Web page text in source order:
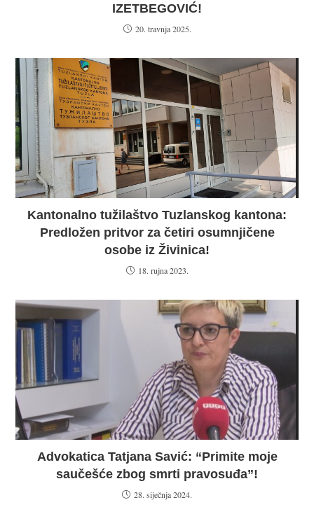
IZETBEGOVIĆ!
20. travnja 2025.
Kantonalno tužilaštvo Tuzlanskog kantona:
Predložen pritvor za četiri osumnjičene
osobe iz Živinica!
18. rujna 2023.
Advokatica Tatjana Savić: “Primite moje
saučešće zbog smrti pravosuđa”!
28. siječnja 2024.